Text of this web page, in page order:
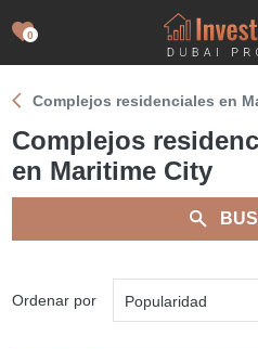
0
Complejos residenciales en
Complejos
en Maritime City
Ordenar por Popularidad